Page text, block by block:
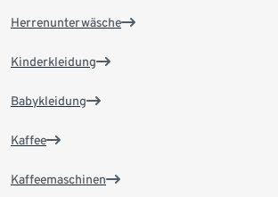
Herrenunterwäsche
Kinderkleidung
Babykleidung
Kaffee
Kaffeemaschinen